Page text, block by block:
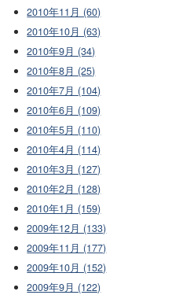
2010年11月 (60)
2010年10月 (63)
2010年9月 (34)
2010年8月 (25)
2010年7月 (104)
2010年6月 (109)
2010年5月 (110)
2010年4月 (114)
2010年3月 (127)
2010年2月 (128)
2010年1月 (159)
2009年12月 (133)
2009年11月 (177)
2009年10月 (152)
2009年9月 (122)